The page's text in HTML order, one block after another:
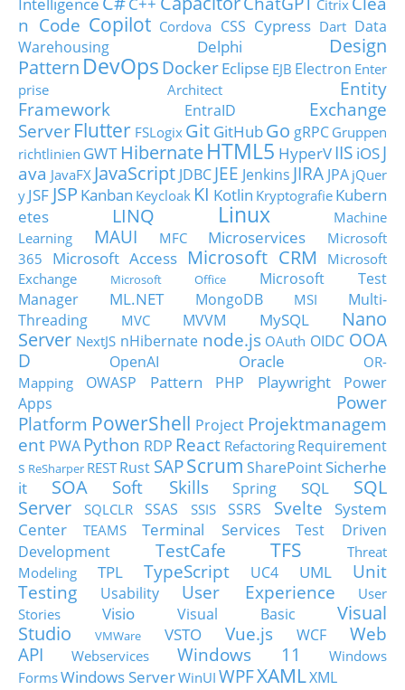
Citrix
n Code Copilot Cordova CSS Cypress Dart Data
Warehousing
Delphi
Design
Pattern DevOps DockerEclipse EJB Electron Enter
prise Architect
Entity
Framework
EntraID
Exchange
Server Flutter FSLogix Git GitHubGo gRPC Gruppen
richtlinien GWT HibernateHTML5 HyperVIIS iOSJ
ava JavaFX JavaScript JDBC JEE Jenkins JIRA JPA jQuer
y JSF JSP Kanban Keycloak KI Kotlin Kryptografie Kubern
etes
LINQ Linux
Machine
Learning
MAUI MFC Microservices
Microsoft
365
Microsoft Access Microsoft CRM
Microsoft
Exchange
Microsoft Office
Microsoft Test
Manager
ML.NET MongoDB MSI
Multi-
Threading
MVC MVVM MySQL
Nano
Server NextJS nHibernate node.js OAuth OIDC OOA
D
OpenAI Oracle
OR-
Mapping
OWASP Pattern PHP Playwright
Power
Apps
Power
Platform PowerShell Project Projektmanagem
ent PWA Python RDP React Refactoring Requirement
s ReSharper RESTRust SAPScrum SharePointSicherhe
it
SOA Soft Skills Spring SQL
SQL
Server
SQLCLR SSAS SSIS SSRS Svelte
System
Center
TEAMS Terminal Services
Test Driven
Development
TestCafe TFS
Threat
Modeling
TPL TypeScript UC4 UML
Unit
Testing
Usability User Experience
User
Stories
Visio Visual Basic
Visual
Studio
VMWare VSTO Vue.js WCF
Web
API
Webservices Windows 11
Windows
FormsWindows ServerWinUI WPFXAMLXML